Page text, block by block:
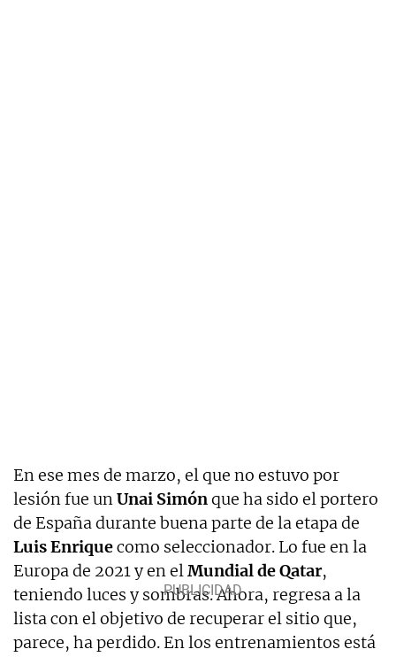
En ese mes de marzo, el que no estuvo por
lesión fue unUnai Simónque ha sido el portero
de España durante buena parte de la etapa de
Luis Enriquecomo seleccionador. Lo fue en la
Europa de 2021 y en elMundial de Qatar,
teniendo luces y sombras. Ahora, regresa a la
lista con el objetivo de recuperar el sitio que,
parece, ha perdido. En los entrenamientos está